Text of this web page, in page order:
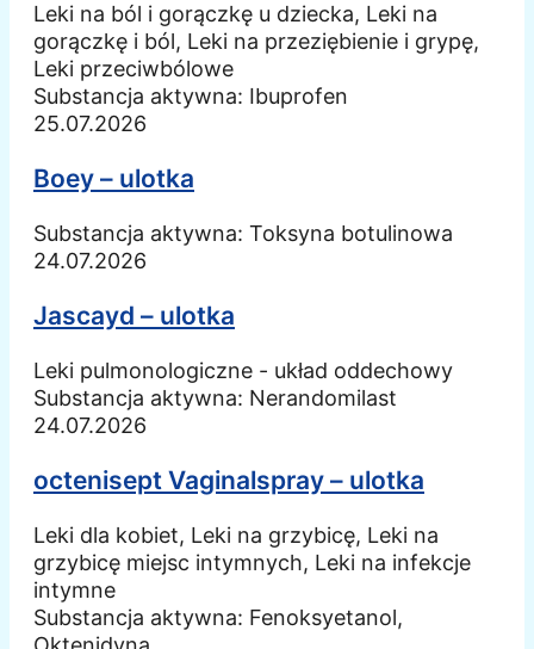
Leki na ból i gorączkę u dziecka, Leki na
gorączkę i ból, Leki na przeziębienie i grypę,
Leki przeciwbólowe
Substancja aktywna: Ibuprofen
25.07.2026
Boey – ulotka
Substancja aktywna: Toksyna botulinowa
24.07.2026
Jascayd – ulotka
Leki pulmonologiczne - układ oddechowy
Substancja aktywna: Nerandomilast
24.07.2026
octenisept Vaginalspray – ulotka
Leki dla kobiet, Leki na grzybicę, Leki na
grzybicę miejsc intymnych, Leki na infekcje
intymne
Substancja aktywna: Fenoksyetanol,